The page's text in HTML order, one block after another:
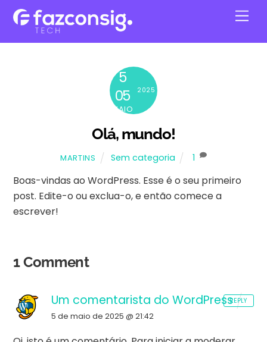
Skip
content
5
05
MAIO
2025
Olá, mundo!
MARTINS Sem categoria 1
Boas-vindas ao WordPress. Esse é o seu primeiro
post. Edite-o ou exclua-o, e então comece a
escrever!
1 Comment
Um comentarista do WordPress
5 de maio de 2025 @ 21:42
REPLY